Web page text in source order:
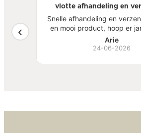
mooi
vlotte afhandeling en
Snelle afhandeling en
en mooi product, hoop er
van te hebben.
Arie
24-06-2026